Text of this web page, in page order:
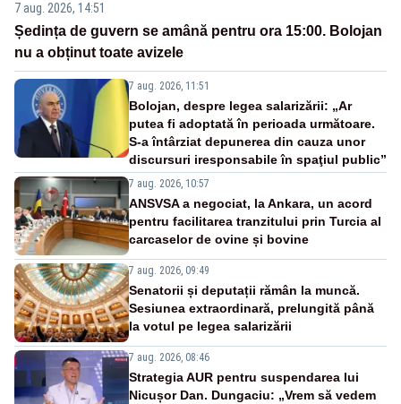
7 aug. 2026, 14:51
Ședința de guvern se amână pentru ora 15:00. Bolojan
nu a obținut toate avizele
7 aug. 2026, 11:51
Bolojan, despre legea salarizării: „Ar
putea fi adoptată în perioada următoare.
S-a întârziat depunerea din cauza unor
discursuri iresponsabile în spaţiul public”
7 aug. 2026, 10:57
ANSVSA a negociat, la Ankara, un acord
pentru facilitarea tranzitului prin Turcia al
carcaselor de ovine și bovine
7 aug. 2026, 09:49
Senatorii și deputații rămân la muncă.
Sesiunea extraordinară, prelungită până
la votul pe legea salarizării
7 aug. 2026, 08:46
Strategia AUR pentru suspendarea lui
Nicușor Dan. Dungaciu: „Vrem să vedem